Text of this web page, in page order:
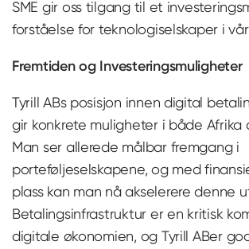
SME gir oss tilgang til et
forståelse for teknologiselskaper i
Fremtiden og Investeringsmuligheter
Tyrill ABs posisjon innen digital
gir konkrete muligheter i både Afrika
Man ser allerede målbar fremgang i
porteføljeselskapene, og med
plass kan man nå akselerere denne
Betalingsinfrastruktur er en kritisk
digitale økonomien, og Tyrill ABer